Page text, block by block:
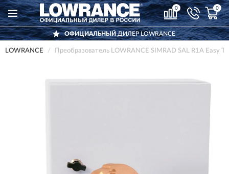
0 0
ОФИЦИАЛЬНЫЙДИЛЕР LOWRANCE
LOWRANCE Преобразователь LOWRANCE SIMRAD SAL R1A Easy